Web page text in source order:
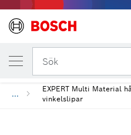
Sök
...
EXPERT Multi Material
vinkelslipar
DIN UTVALDA VARIANT
EXPERT Multi